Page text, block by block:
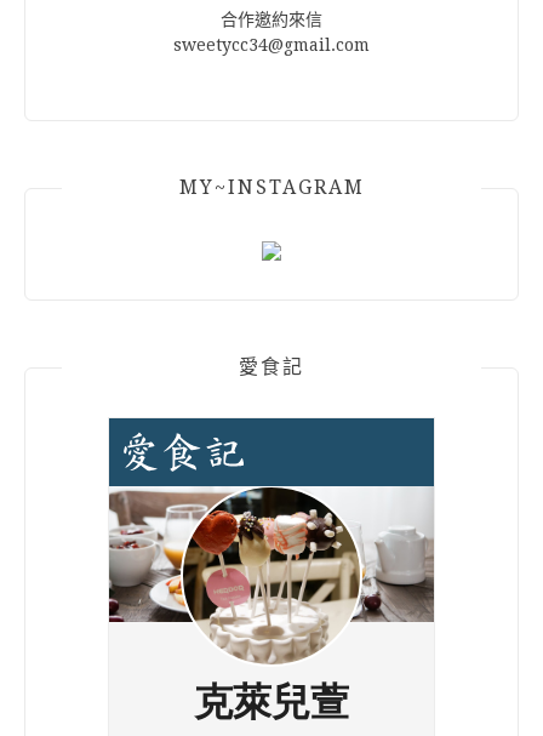
合作邀約來信
sweetycc34@gmail.com
MY~INSTAGRAM
愛食記